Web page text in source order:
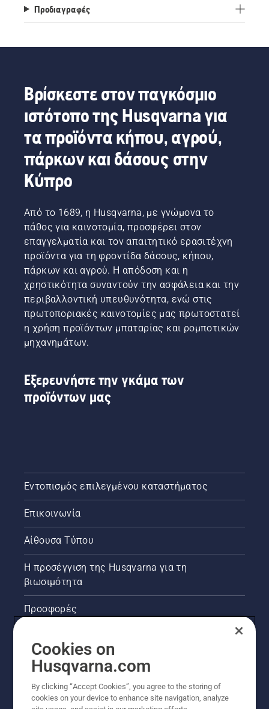
Προδιαγραφές
Βρίσκεστε στον παγκόσμιο
ιστότοπο της Husqvarna για
τα προϊόντα κήπου, αγρού,
πάρκων και δάσους στην
Κύπρο
Από το 1689, η Husqvarna, με γνώμονα το
πάθος για καινοτομία, προσφέρει στον
επαγγελματία και τον απαιτητικό ερασιτέχνη
προϊόντα για τη φροντίδα δάσους, κήπου,
πάρκων και αγρού. Η απόδοση και η
χρηστικότητα συναντούν την ασφάλεια και την
περιβαλλοντική υπευθυνότητα, ενώ στις
πρωτοποριακές καινοτομίες μας πρωτοστατεί
η χρήση προϊόντων μπαταρίας και ρομποτικών
μηχανημάτων.
Εξερευνήστε την γκάμα των
προϊόντων μας
Εντοπισμός επιλεγμένου καταστήματος
Επικοινωνία
Αίθουσα Τύπου
Η προσέγγιση της Husqvarna για τη
βιωσιμότητα
Προσφορές
Άλλοι ιστότοποι Husqvarna
Cookies on
Husqvarna.com
By clicking “Accept Cookies”, you agree to the storing of
cookies on your device to enhance site navigation, analyze